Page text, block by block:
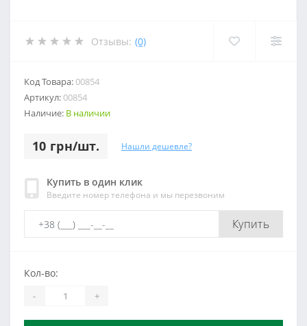
Отзывы: (0)
Код Товара:00854
Артикул:00854
Наличие: В наличии
10 грн/шт. Нашли дешевле?
Купить в один клик
Введите номер телефона и мы перезвоним
Купить
Кол-во:
- +